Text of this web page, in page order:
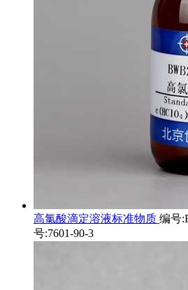
高氯酸滴定溶液标准物质 编号
号:7601-90-3